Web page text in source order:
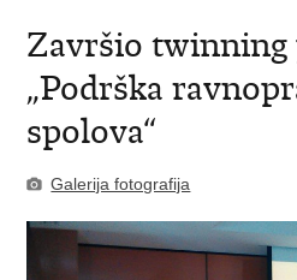
Završio
„Podrška
spolova“
Galerija fotografija